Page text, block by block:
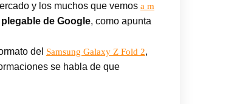
y los muchos que vemos a m
de Google, como apunta
del Samsung Galaxy Z Fold 2,
se habla de que